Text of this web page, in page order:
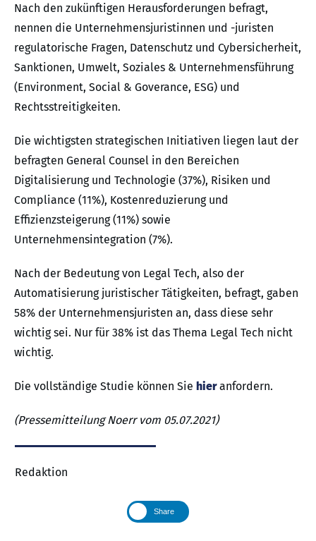
Nach den zukünftigen Herausforderungen befragt,
nennen die Unternehmensjuristinnen und -juristen
regulatorische Fragen, Datenschutz und Cybersicherheit,
Sanktionen, Umwelt, Soziales & Unternehmensführung
(Environment, Social & Goverance, ESG) und
Rechtsstreitigkeiten.
Die wichtigsten strategischen Initiativen liegen laut der
befragten General Counsel in den Bereichen
Digitalisierung und Technologie (37%), Risiken und
Compliance (11%), Kostenreduzierung und
Effizienzsteigerung (11%) sowie
Unternehmensintegration (7%).
Nach der Bedeutung von Legal Tech, also der
Automatisierung juristischer Tätigkeiten, befragt, gaben
58% der Unternehmensjuristen an, dass diese sehr
wichtig sei. Nur für 38% ist das Thema Legal Tech nicht
wichtig.
Die vollständige Studie können Sie hieranfordern.
(Pressemitteilung Noerr vom 05.07.2021)
Redaktion
Share